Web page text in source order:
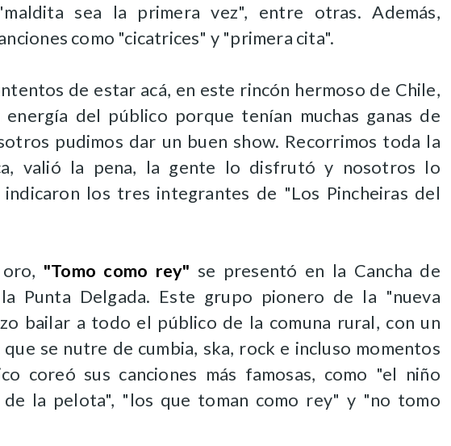
sea la primera vez", entre otras. Además,
como "cicatrices" y "primera cita".
de estar acá, en este rincón hermoso de Chile,
energía del público porque tenían muchas ganas de
pudimos dar un buen show. Recorrimos toda la
valió la pena, la gente lo disfrutó y nosotros lo
indicaron los tres integrantes de "Los Pincheiras del
"Tomo como rey" se presentó en la Cancha de
Punta Delgada. Este grupo pionero de la "nueva
bailar a todo el público de la comuna rural, con un
se nutre de cumbia, ska, rock e incluso momentos
coreó sus canciones más famosas, como "el niño
de la pelota", "los que toman como rey" y "no tomo